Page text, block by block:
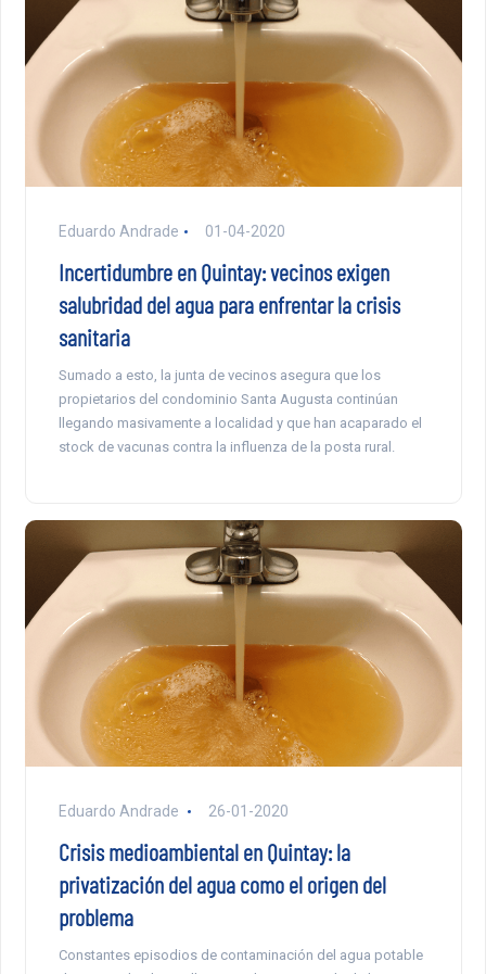
Eduardo Andrade 01-04-2020
Incertidumbre en Quintay: vecinos exigen
salubridad del agua para enfrentar la crisis
sanitaria
Sumado a esto, la junta de vecinos asegura que los
propietarios del condominio Santa Augusta continúan
llegando masivamente a localidad y que han acaparado el
stock de vacunas contra la influenza de la posta rural.
Eduardo Andrade 26-01-2020
Crisis medioambiental en Quintay: la
privatización del agua como el origen del
problema
Constantes episodios de contaminación del agua potable